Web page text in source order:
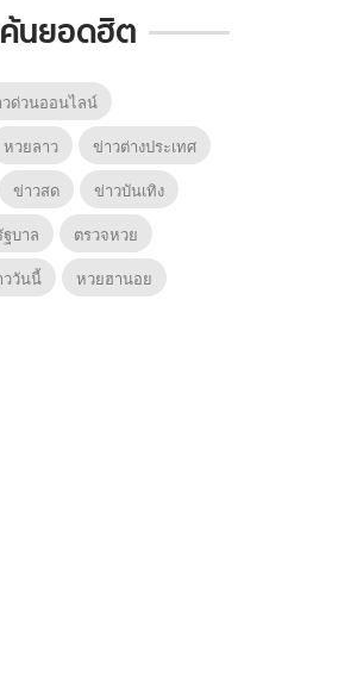
นยอดฮิต
ด่วนออนไลน์
หวยลาว
ข่าวต่างประเทศ
ข่าวสด
ข่าวบันเทิง
บาล
ตรวจหวย
วันนี้ หวยฮานอย